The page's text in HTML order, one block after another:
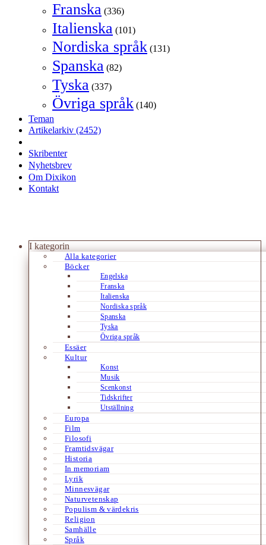
Franska (336)
Italienska (101)
Nordiska språk (131)
Spanska (82)
Tyska (337)
Övriga språk (140)
Teman
Artikelarkiv (2452)
Skribenter
Nyhetsbrev
Om Dixikon
Kontakt
I kategorin
Alla kategorier
Böcker
Engelska
Franska
Italienska
Nordiska språk
Spanska
Tyska
Övriga språk
Essäer
Kultur
Konst
Musik
Scenkonst
Tidskrifter
Utställning
Europa
Film
Filosofi
Framtidsvägar
Historia
In memoriam
Lyrik
Minnesvägar
Naturvetenskap
Populism & värdekris
Religion
Samhälle
Språk